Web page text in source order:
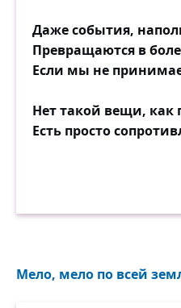
Даже события,
Превращаются в
Если мы не
Нет такой вещи, как
Есть просто
Мело, мело по всей